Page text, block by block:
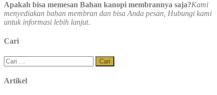
Apakah bisa memesan Bahan kanopi membrannya saja?Kami
menyediakan bahan membran dan bisa Anda pesan, Hubungi kami
untuk informasi lebih lanjut.
Cari
Cari
untuk:
Artikel